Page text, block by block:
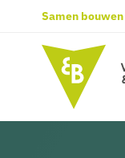
Samen bouwen